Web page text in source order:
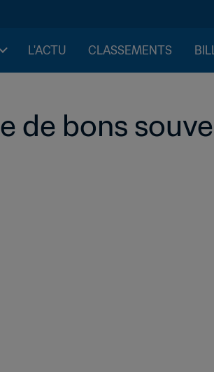
L'ACTU CLASSEMENTS
de bons